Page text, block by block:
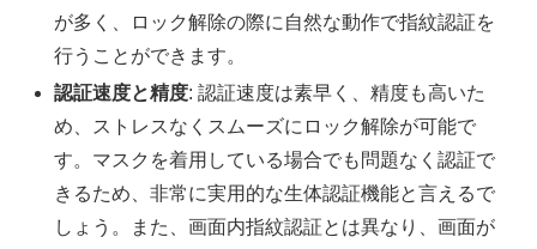
が多く、ロック解除の際に自然な動作で指紋認証を
行うことができます。
認証速度と精度: 認証速度は素早く、精度も高いた
め、ストレスなくスムーズにロック解除が可能で
す。マスクを着用している場合でも問題なく認証で
きるため、非常に実用的な生体認証機能と言えるで
しょう。また、画面内指紋認証とは異なり、画面が